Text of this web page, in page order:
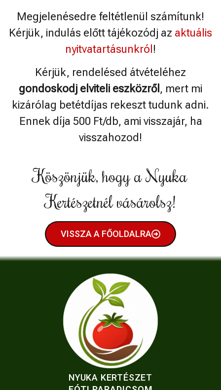
Megjelenésedre feltétlenül számítunk!
Kérjük, indulás előtt tájékozódj az aktuális
nyitvatartásunkról !
Kérjük, rendelésed átvételéhez
gondoskodj elviteli eszközről , mert mi
kizárólag betétdíjas rekeszt tudunk adni.
Ennek díja 500 Ft/db, ami visszajár, ha
visszahozod!
Köszönjük, hogy a Nyuka
Kertészetnél vásárolsz!
VISSZA A FŐOLDALRA
NYUKA KERTÉSZET